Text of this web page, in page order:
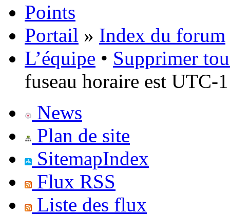
Points
Portail » Index du forum
L’équipe • Supprimer
fuseau horaire est UTC-
News
Plan de site
SitemapIndex
Flux RSS
Liste des flux